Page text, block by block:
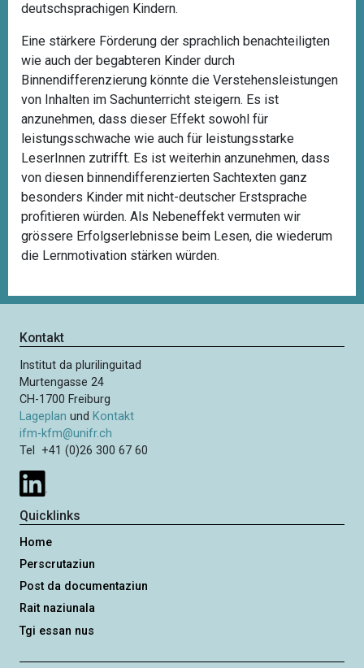
deutschsprachigen Kindern.
Eine stärkere Förderung der sprachlich benachteiligten
wie auch der begabteren Kinder durch
Binnendifferenzierung könnte die Verstehensleistungen
von Inhalten im Sachunterricht steigern. Es ist
anzunehmen, dass dieser Effekt sowohl für
leistungsschwache wie auch für leistungsstarke
LeserInnen zutrifft. Es ist weiterhin anzunehmen, dass
von diesen binnendifferenzierten Sachtexten ganz
besonders Kinder mit nicht-deutscher Erstsprache
profitieren würden. Als Nebeneffekt vermuten wir
grössere Erfolgserlebnisse beim Lesen, die wiederum
die Lernmotivation stärken würden.
Kontakt
Institut da plurilinguitad
Murtengasse 24
CH-1700 Freiburg
Lageplan und Kontakt
ifm-kfm@unifr.ch
Tel +41 (0)26 300 67 60
Quicklinks
Home
Perscrutaziun
Post da documentaziun
Rait naziunala
Tgi essan nus